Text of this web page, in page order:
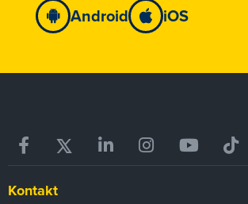
Android iOS
Kontakt